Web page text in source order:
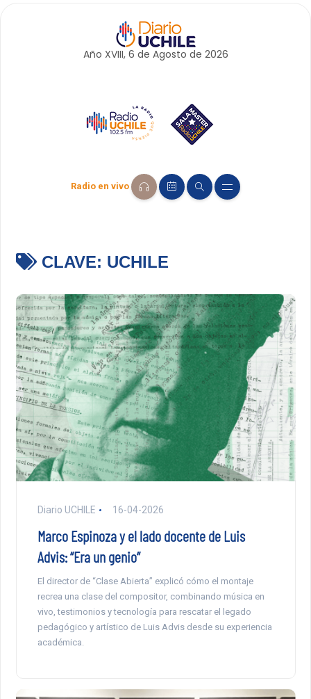
Año XVIII, 6 de Agosto de 2026
Radio en vivo
CLAVE: UCHILE
Diario UCHILE 16-04-2026
Marco Espinoza y el lado docente de Luis
Advis: “Era un genio”
El director de “Clase Abierta” explicó cómo el montaje
recrea una clase del compositor, combinando música en
vivo, testimonios y tecnología para rescatar el legado
pedagógico y artístico de Luis Advis desde su experiencia
académica.